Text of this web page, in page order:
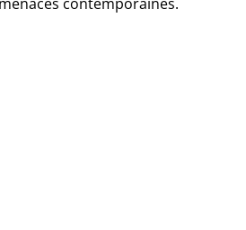
contemporaines.